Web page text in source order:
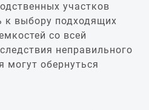
участков
к выбору подходящих
со всей
неправильного
могут обернуться